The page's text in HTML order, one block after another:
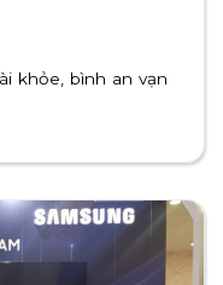
khỏe, bình an vạn